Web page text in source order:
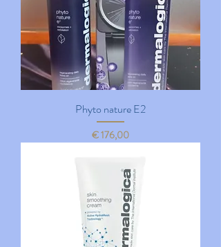
Phyto nature E2
Prijs
€ 176,00